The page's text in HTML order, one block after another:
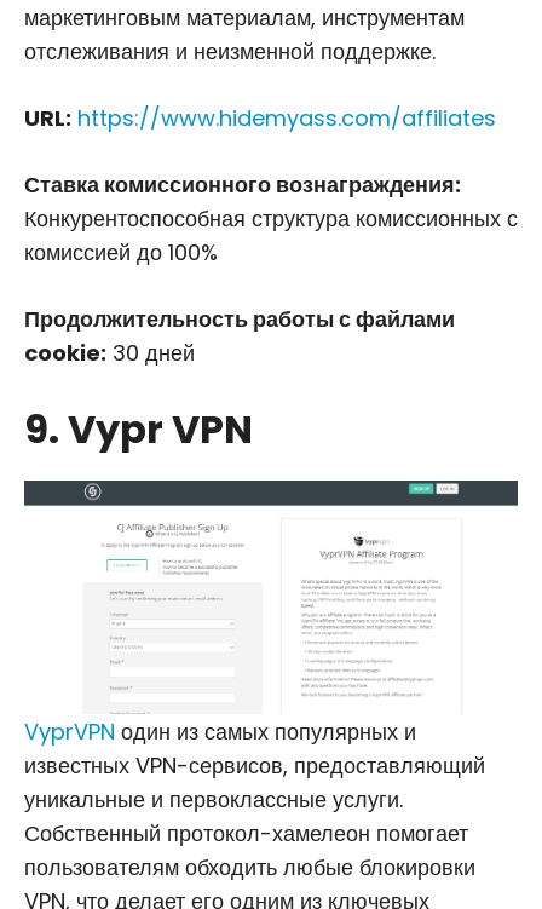
маркетинговым материалам, инструментам
отслеживания и неизменной поддержке.
URL: https://www.hidemyass.com/affiliates
Ставка комиссионного вознаграждения:
Конкурентоспособная структура комиссионных с
комиссией до 100%
Продолжительность работы с файлами
cookie: 30 дней
9. Vypr VPN
VyprVPN один из самых популярных и
известных VPN-сервисов, предоставляющий
уникальные и первоклассные услуги.
Собственный протокол-хамелеон помогает
пользователям обходить любые блокировки
VPN, что делает его одним из ключевых